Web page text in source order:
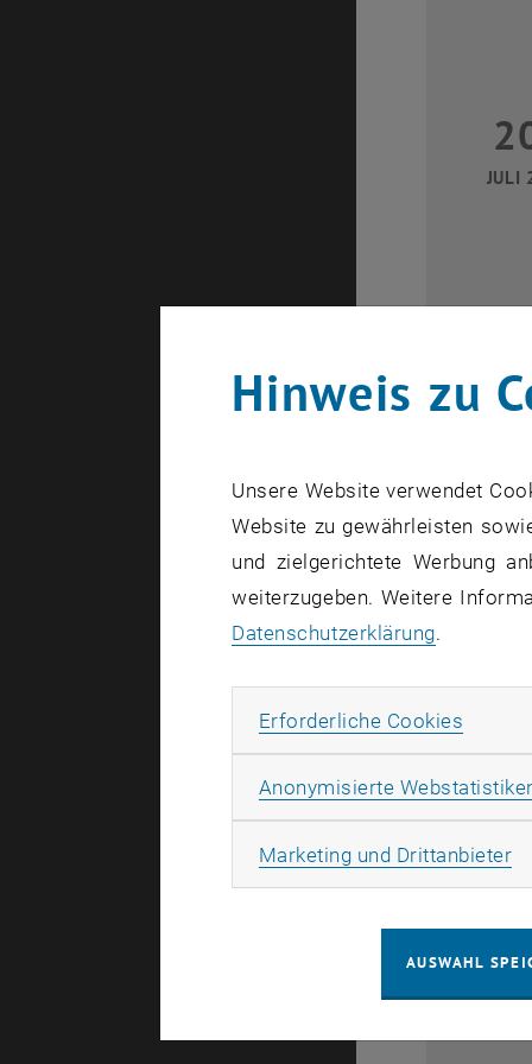
JULI
Hinweis zu
Unsere Website verwendet
Website zu gewährleisten
und zielgerichtete Werbung
weiterzugeben. Weitere
Datenschutzerklärung.
Erforderliche Cookies
Anonymisierte
Marketing und Drittanbieter
AUSWAHL